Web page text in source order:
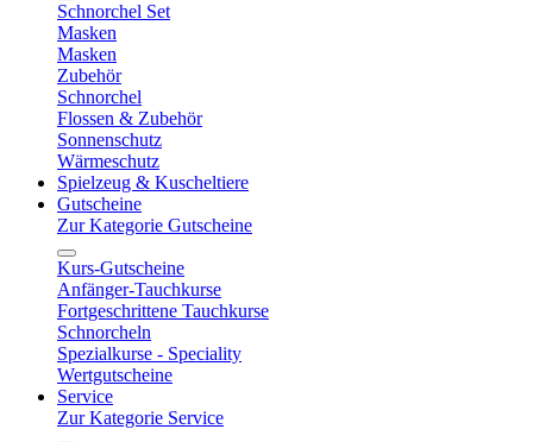
Schnorchel Set
Masken
Masken
Zubehör
Schnorchel
Flossen & Zubehör
Sonnenschutz
Wärmeschutz
Spielzeug & Kuscheltiere
Gutscheine
Zur Kategorie Gutscheine
Kurs-Gutscheine
Anfänger-Tauchkurse
Fortgeschrittene Tauchkurse
Schnorcheln
Spezialkurse - Speciality
Wertgutscheine
Service
Zur Kategorie Service